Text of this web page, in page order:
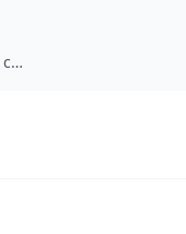
Testate per chitarra